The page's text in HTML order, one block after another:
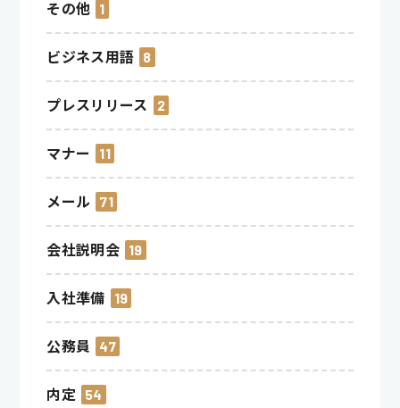
その他 1
ビジネス用語 8
プレスリリース 2
マナー 11
メール 71
会社説明会 19
入社準備 19
公務員 47
内定 54